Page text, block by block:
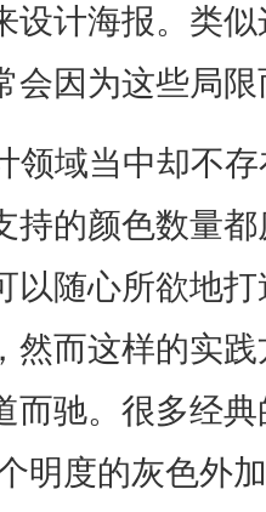
设计海报。类
会因为这些局
领域当中却不
持的颜色数量
以随心所欲地
然而这样的实
而驰。很多经
明度的灰色外